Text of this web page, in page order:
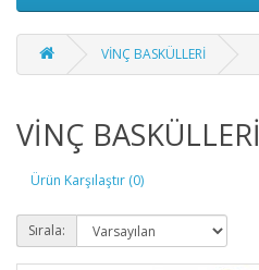
VİNÇ BASKÜLLERİ
VİNÇ BASKÜLLERİ
Ürün Karşılaştır (0)
Sırala: